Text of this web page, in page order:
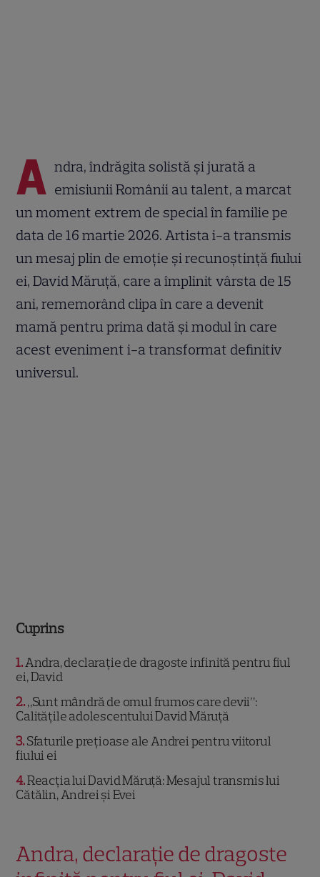
A ndra, îndrăgita solistă și jurată a
emisiunii Românii au talent, a marcat
un moment extrem de special în familie pe
data de 16 martie 2026. Artista i-a transmis
un mesaj plin de emoție și recunoștință fiului
ei, David Măruță, care a împlinit vârsta de 15
ani, rememorând clipa în care a devenit
mamă pentru prima dată și modul în care
acest eveniment i-a transformat definitiv
universul.
Cuprins
1 Andra, declarație de dragoste infinită pentru fiul
ei, David
2 „Sunt mândră de omul frumos care devii”:
Calitățile adolescentului David Măruță
3 Sfaturile prețioase ale Andrei pentru viitorul
fiului ei
4 Reacția lui David Măruță: Mesajul transmis lui
Cătălin, Andrei și Evei
Andra, declarație de dragoste